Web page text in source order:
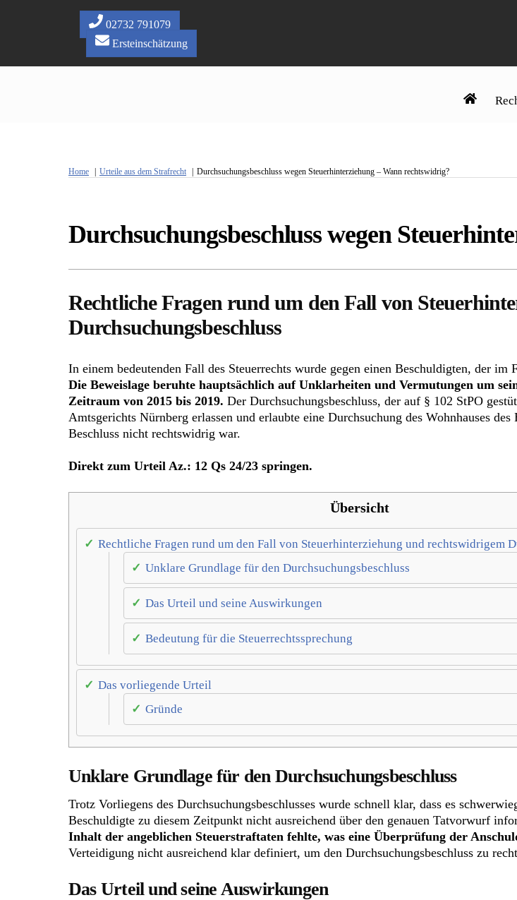
02732 791079
Ersteinschätzung
Home Urteile aus dem Strafrecht Durchsuchungsbeschluss wegen Steuerhinterziehung – Wann rechtswidrig?
Durchsuchungsbeschluss wegen
Rechtliche Fragen rund um den Fall von
Durchsuchungsbeschluss
In einem bedeutenden Fall des Steuerrechts wurde gegen einen Beschuldigten, der im
Die Beweislage beruhte hauptsächlich auf Unklarheiten und Vermutungen um
Zeitraum von 2015 bis 2019. Der Durchsuchungsbeschluss, der auf § 102 StPO
Amtsgerichts Nürnberg erlassen und erlaubte eine Durchsuchung des Wohnhauses
Beschluss nicht rechtswidrig war.
Direkt zum Urteil Az.: 12 Qs 24/23 springen.
Übersicht
Rechtliche Fragen rund um den Fall von Steuerhinterziehung und rechtswidrigem
Unklare Grundlage für den Durchsuchungsbeschluss
Das Urteil und seine Auswirkungen
Bedeutung für die Steuerrechtssprechung
Das vorliegende Urteil
Gründe
Unklare Grundlage für den Durchsuchungsbeschluss
Trotz Vorliegens des Durchsuchungsbeschlusses wurde schnell klar, dass es
Beschuldigte zu diesem Zeitpunkt nicht ausreichend über den genauen Tatvorwurf
Inhalt der angeblichen Steuerstraftaten fehlte, was eine Überprüfung der
Verteidigung nicht ausreichend klar definiert, um den Durchsuchungsbeschluss zu
Das Urteil und seine Auswirkungen